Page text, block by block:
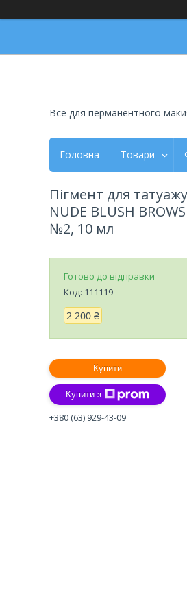
Все для перманентного
Головна Товари
Пігмент для
NUDE BLUSH
№2, 10 мл
Готово до відправки
Код: 111119
2 200 ₴
Купити
Купити з
+380 (63) 929-43-09